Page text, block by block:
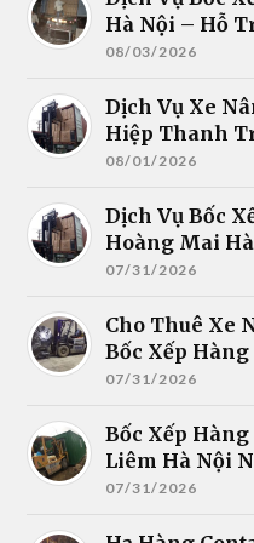
Hà Nội – Hỗ
08/03/2026
Dịch Vụ Xe
Hiệp Thanh
08/01/2026
Dịch Vụ Bốc
Hoàng Mai
07/31/2026
Cho Thuê Xe
Bốc Xếp
07/31/2026
Bốc Xếp
Liêm Hà Nội
07/31/2026